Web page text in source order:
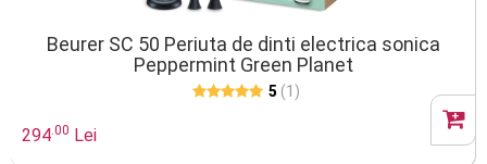
Beurer SC 50 Periuta de dinti electrica sonica
Peppermint Green Planet
5 (1)
294.00 Lei